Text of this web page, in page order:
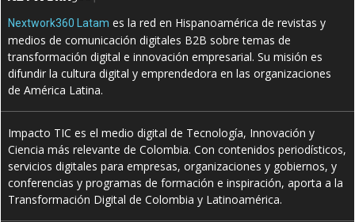
Nextwork360 Latam es la red en Hispanoamérica de revistas y
medios de comunicación digitales B2B sobre temas de
transformación digital e innovación empresarial. Su misión es
difundir la cultura digital y emprendedora en las organizaciones
de América Latina.
Impacto TIC es el medio digital de Tecnología, Innovación y
Ciencia más relevante de Colombia. Con contenidos periodísticos,
servicios digitales para empresas, organizaciones y gobiernos, y
conferencias y programas de formación e inspiración, aporta a la
Transformación Digital de Colombia y Latinoamérica.